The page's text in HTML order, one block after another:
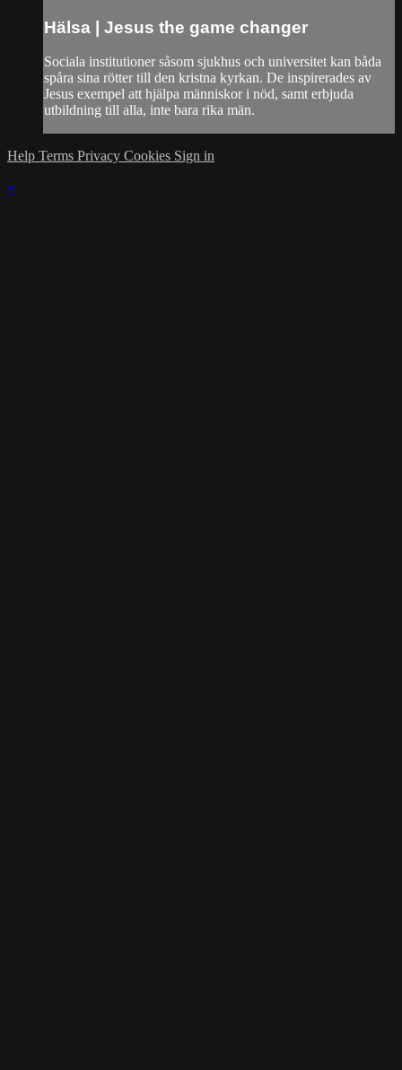
Hälsa | Jesus the game changer
Sociala institutioner såsom sjukhus och universitet kan båda
spåra sina rötter till den kristna kyrkan. De inspirerades av
Jesus exempel att hjälpa människor i nöd, samt erbjuda
utbildning till alla, inte bara rika män.
Help Terms Privacy Cookies Sign in
×